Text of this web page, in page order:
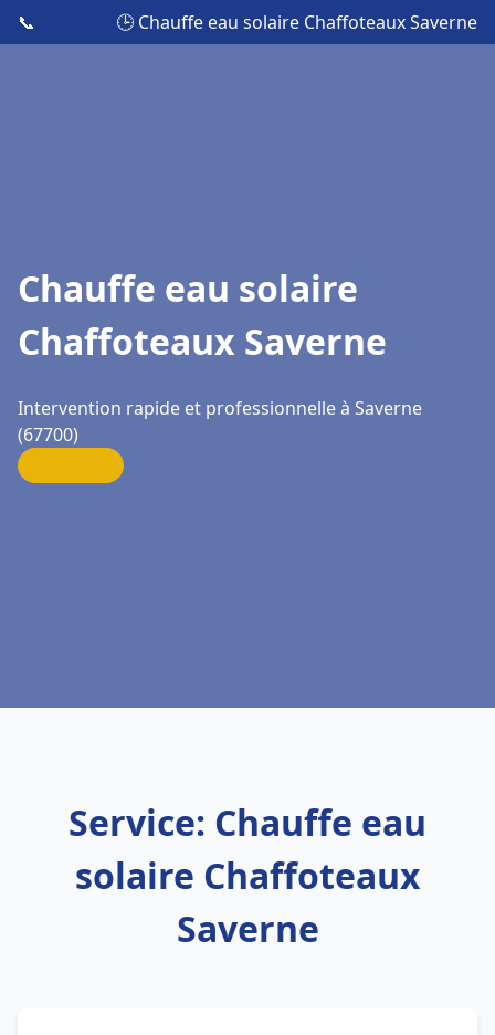
📞 🕒 Chauffe eau solaire Chaffoteaux Saverne
Chauffe eau solaire
Chaffoteaux Saverne
Intervention rapide et professionnelle à Saverne
(67700)
Service: Chauffe eau
solaire Chaffoteaux
Saverne